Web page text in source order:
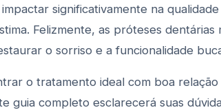
significativamente na
Felizmente, as próteses
o sorriso e a funcionalidade
o tratamento ideal com boa
guia completo esclarecerá suas